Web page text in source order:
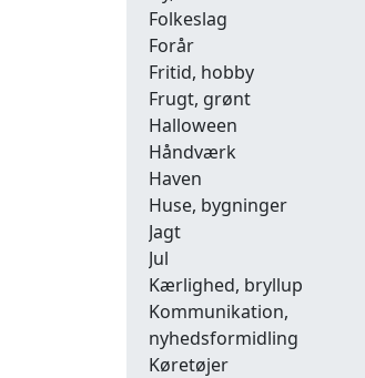
Folkeslag
Forår
Fritid, hobby
Frugt, grønt
Halloween
Håndværk
Haven
Huse, bygninger
Jagt
Jul
Kærlighed, bryllup
Kommunikation,
nyhedsformidling
Køretøjer